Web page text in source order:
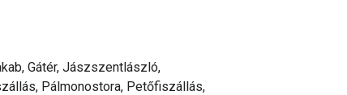
Gátér, Jászszentlászló,
Pálmonostora, Petőfiszállás,